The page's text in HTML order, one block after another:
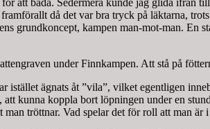
för att bada. Sedermera kunde jag glida ifrån
då det var bra tryck på läktarna,
grundkoncept, kampen man-mot-man. En
under Finnkampen. Att stå på
istället ägnats åt ”vila”, vilket egentligen
att kunna koppla bort löpningen under en
man tröttnar. Vad spelar det för roll att man